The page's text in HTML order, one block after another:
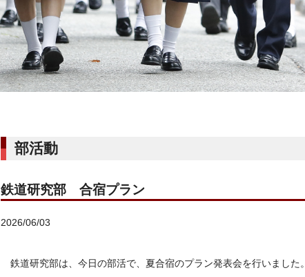
部活動
鉄道研究部 合宿プラン
2026/06/03
鉄道研究部は、今日の部活で、夏合宿のプラン発表会を行いました。